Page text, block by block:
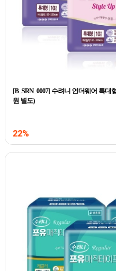
[B_SRN_0007] 수려니 언더웨어 특대
원 별도)
22%